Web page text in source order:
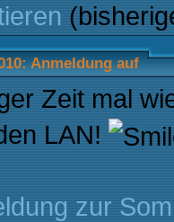
Anmeldung auf
Zeit mal
LAN!
zur